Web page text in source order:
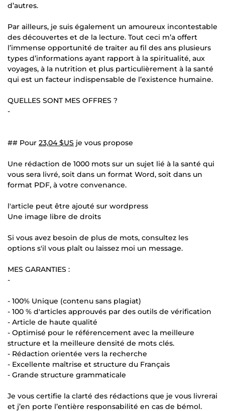
d’autres.
Par ailleurs, je suis également un amoureux incontestable
des découvertes et de la lecture. Tout ceci m’a offert
l’immense opportunité de traiter au fil des ans plusieurs
types d’informations ayant rapport à la spiritualité, aux
voyages, à la nutrition et plus particulièrement à la santé
qui est un facteur indispensable de l’existence humaine.
QUELLES SONT MES OFFRES ?
-
## Pour 23,04 $US je vous propose
Une rédaction de 1000 mots sur un sujet lié à la santé qui
vous sera livré, soit dans un format Word, soit dans un
format PDF, à votre convenance.
l'article peut être ajouté sur wordpress
Une image libre de droits
Si vous avez besoin de plus de mots, consultez les
options s'il vous plaît ou laissez moi un message.
MES GARANTIES :
-
- 100% Unique (contenu sans plagiat)
- 100 % d'articles approuvés par des outils de vérification
- Article de haute qualité
- Optimisé pour le référencement avec la meilleure
structure et la meilleure densité de mots clés.
- Rédaction orientée vers la recherche
- Excellente maîtrise et structure du Français
- Grande structure grammaticale
Je vous certifie la clarté des rédactions que je vous livrerai
et j’en porte l’entière responsabilité en cas de bémol.